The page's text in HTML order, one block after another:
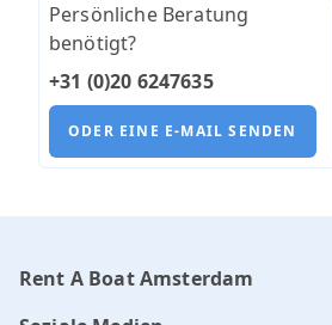
Persönliche Beratung
benötigt?
+31 (0)20 6247635
ODER EINE E-MAIL SENDEN
Rent A Boat Amsterdam